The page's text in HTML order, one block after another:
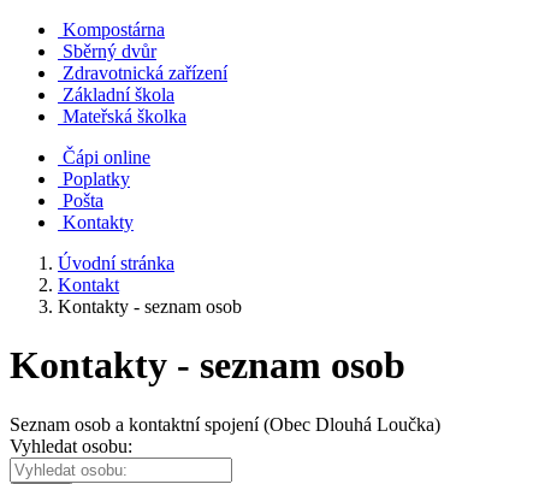
Kompostárna
Sběrný dvůr
Zdravotnická zařízení
Základní škola
Mateřská školka
Čápi online
Poplatky
Pošta
Kontakty
Úvodní stránka
Kontakt
Kontakty - seznam osob
Kontakty - seznam osob
Seznam osob a kontaktní spojení (Obec Dlouhá Loučka)
Vyhledat osobu: